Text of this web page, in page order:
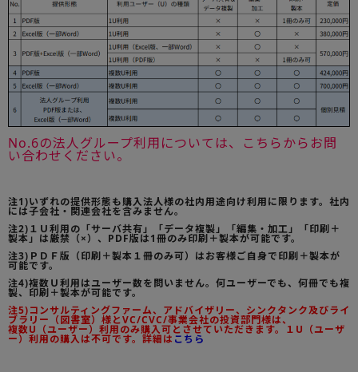
No.6の法人グループ利用については、こちらからお問
い合わせください。
注1)いずれの提供形態も購入法人様の社内用途向け利用に限ります。社内
には子会社・関連会社を含みません。
注2)１Ｕ利用の「サーバ共有」「データ複製」「編集・加工」「印刷＋
製本」は厳禁（×）、PDF版は1冊のみ印刷＋製本が可能です。
注3)ＰＤＦ版（印刷＋製本１冊のみ可）はお客様ご自身で印刷＋製本が
可能です。
注4)複数Ｕ利用はユーザー数を問いません。何ユーザーでも、何冊でも複
製、印刷＋製本が可能です。
注5)コンサルティングファーム、アドバイザリー、シンクタンク及びライ
ブラリー（図書室）様とVC/CVC/事業会社の投資部門様は、
複数U（ユーザー）利用のみ購入可とさせていただきます。１U（ユーザ
ー）利用の購入は不可です。詳細は こちら